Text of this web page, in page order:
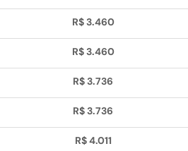
R$ 3.460
R$ 3.460
R$ 3.736
R$ 3.736
R$ 4.011